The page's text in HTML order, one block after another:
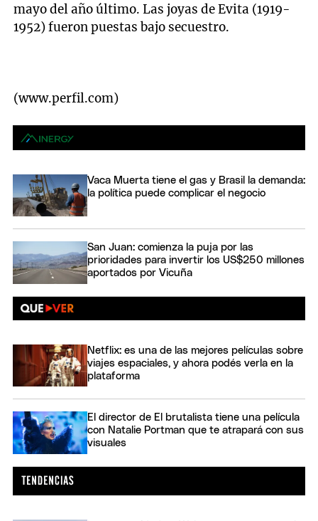
mayo del año último. Las joyas de Evita (1919-
1952) fueron puestas bajo secuestro.
(www.perfil.com)
Vaca Muerta tiene el gas y Brasil la demanda:
la política puede complicar el negocio
San Juan: comienza la puja por las
prioridades para invertir los US$250 millones
aportados por Vicuña
Netflix: es una de las mejores películas sobre
viajes espaciales, y ahora podés verla en la
plataforma
El director de El brutalista tiene una película
con Natalie Portman que te atrapará con sus
visuales